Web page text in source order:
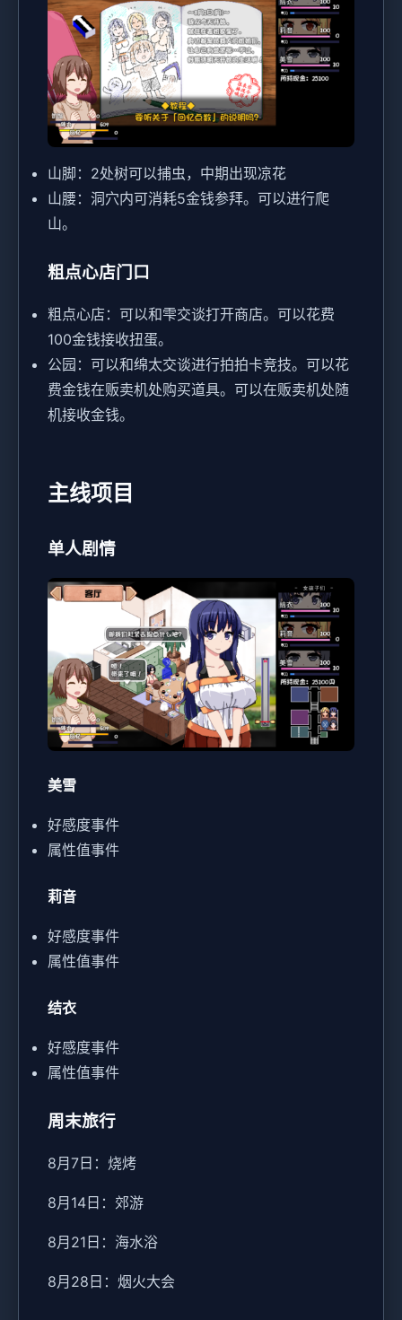
山脚：2处树可以捕虫，中期出现凉花
山腰：洞穴内可消耗5金钱参拜。可以进行爬
山。
粗点心店门口
粗点心店：可以和雫交谈打开商店。可以花费
100金钱接收扭蛋。
公园：可以和绵太交谈进行拍拍卡竞技。可以花
费金钱在贩卖机处购买道具。可以在贩卖机处随
机接收金钱。
主线项目
单人剧情
美雪
好感度事件
属性值事件
莉音
好感度事件
属性值事件
结衣
好感度事件
属性值事件
周末旅行
8月7日：烧烤
8月14日：郊游
8月21日：海水浴
8月28日：烟火大会